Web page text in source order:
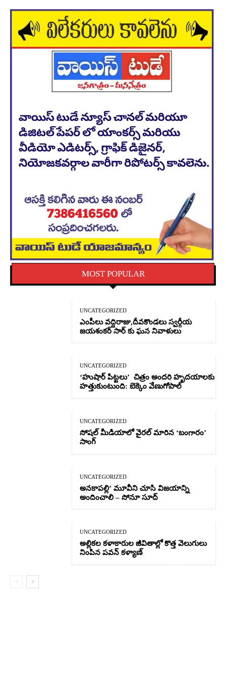
MOST POPULAR
UNCATEGORIZED
ఎంపీలు వద్దిరాజు,దీవకొండలు స్వర్గీయ
జయశంకర్ సార్ కు ఘన నివాళులు
UNCATEGORIZED
‘హుషార్‌ పిట్టలు’ చిత్రం అందరి హృదయాలకు
హత్తుకుంటుంది: బెక్కెం వేణుగోపాల్‌
UNCATEGORIZED
సోషల్ మీడియాలో వైరల్ మారిన ‘బంగారం’
సాంగ్
UNCATEGORIZED
అనకాపల్లి’ మూవీని చూసి విజయాన్ని
అందించాలి – సోనూ సూద్
UNCATEGORIZED
అల్లికల కళాకారుల జీవితాల్లో కొత్త వెలుగులు
నింపిన పవన్ కళ్యాణ్